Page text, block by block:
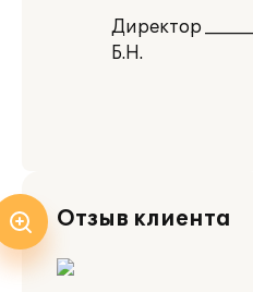
Директор
Б.Н.
Отзыв клиента